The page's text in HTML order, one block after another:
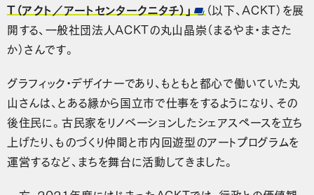
T（アクト／アートセンタークニタチ）」
（以下、ACKT）を展
開する、一般社団法人ACKTの丸山晶崇（まるやま・まさた
か）さんです。
グラフィック・デザイナーであり、もともと都心で働いていた丸
山さんは、とある縁から国立市で仕事をするようになり、その
後住民に。古民家をリノベーションしたシェアスペースを立ち
上げたり、ものづくり仲間と市内回遊型のアートプログラムを
運営するなど、まちを舞台に活動してきました。